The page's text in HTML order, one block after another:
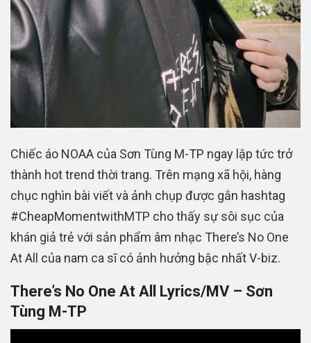
Chiếc áo NOAA của Sơn Tùng M-TP ngay lập tức trở
thành hot trend thời trang. Trên mạng xã hội, hàng
chục nghìn bài viết và ảnh chụp được gắn hashtag
#CheapMomentwithMTP cho thấy sự sôi sục của
khán giả trẻ với sản phẩm âm nhạc There’s No One
At All của nam ca sĩ có ảnh hưởng bậc nhất V-biz.
There’s No One At All Lyrics/MV – Sơn
Tùng M-TP